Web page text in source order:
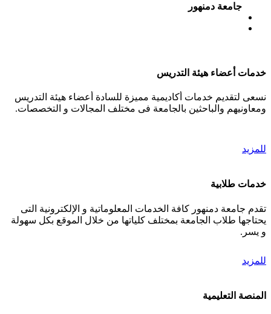
جامعة دمنهور
خدمات أعضاء هيئة التدريس
نسعى لتقديم خدمات أكاديمية مميزة للسادة أعضاء هيئة التدريس
ومعاونيهم والباحثين بالجامعة فى مختلف المجالات و التخصصات.
للمزيد
خدمات طلابية
تقدم جامعة دمنهور كافة الخدمات المعلوماتية و الإلكترونية التى
يحتاجها طلاب الجامعة بمختلف كلياتها من خلال الموقع بكل سهولة
و يسر.
للمزيد
المنصة التعليمية